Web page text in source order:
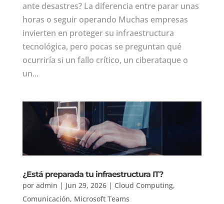
ante desastres? La diferencia entre parar unas
horas o seguir operando Muchas empresas
invierten en proteger su infraestructura
tecnológica, pero pocas se preguntan qué
ocurriría si un fallo crítico, un ciberataque o
un...
¿Está preparada tu infraestructura IT?
por admin | Jun 29, 2026| Cloud Computing,
Comunicación, Microsoft Teams